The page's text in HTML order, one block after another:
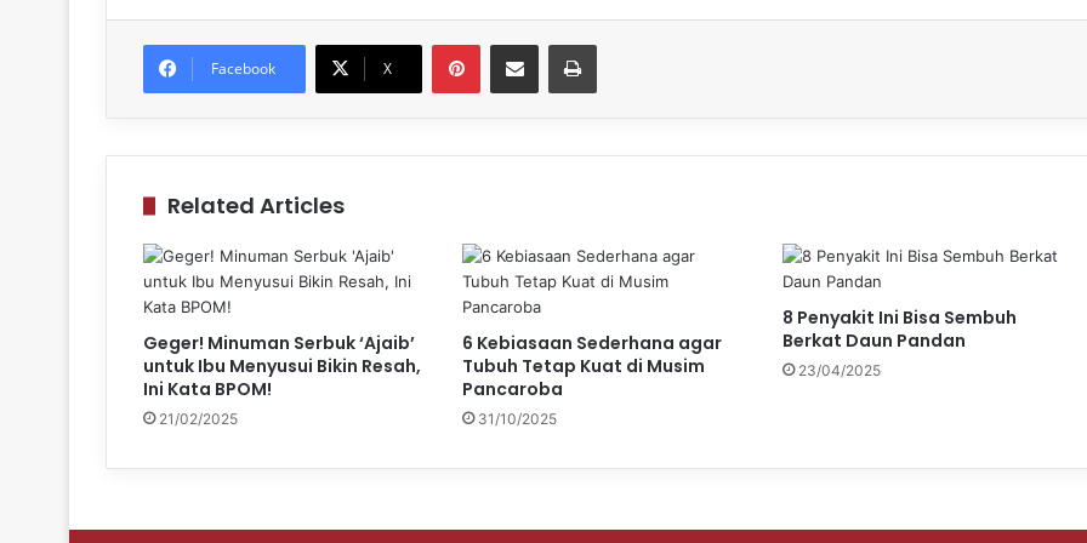
Facebook X
PinterestShare via Email Print
Related Articles
Geger! Minuman Serbuk ‘Ajaib’
untuk Ibu Menyusui Bikin Resah,
Ini Kata BPOM!
21/02/2025
6 Kebiasaan Sederhana agar
Tubuh Tetap Kuat di Musim
Pancaroba
31/10/2025
8 Penyakit Ini Bisa Sembuh
Berkat Daun Pandan
23/04/2025